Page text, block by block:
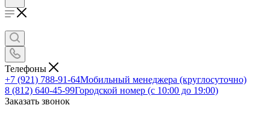
Телефоны
+7 (921) 788-91-64Мобильный менеджера (круглосуточно)
8 (812) 640-45-99Городской номер (с 10:00 до 19:00)
Заказать звонок